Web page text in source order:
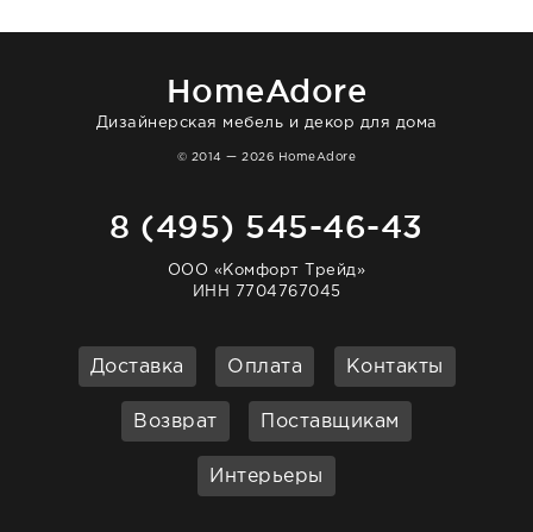
HomeAdore
Дизайнерская мебель и декор для дома
© 2014 — 2026 HomeAdore
8 (495) 545-46-43
ООО «Комфорт Трейд»
ИНН 7704767045
Доставка Оплата Контакты
Возврат Поставщикам
Интерьеры